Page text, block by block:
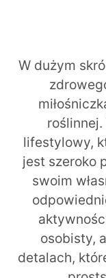
W dużym
lifestylowy,
jest szeroko
swoim
osobisty,
detalach,